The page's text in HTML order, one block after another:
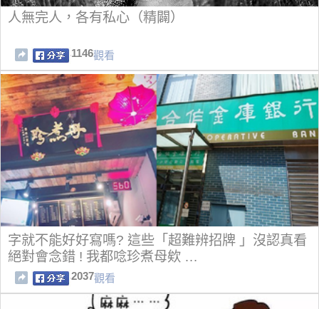
人無完人，各有私心（精闢）
1146觀看
字就不能好好寫嗎? 這些「超難辨招牌 」沒認真看
絕對會念錯 ! 我都唸珍煮母欸 …
2037觀看